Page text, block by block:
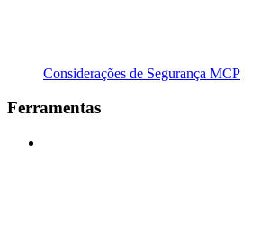
Considerações de Segurança MCP
Ferramentas